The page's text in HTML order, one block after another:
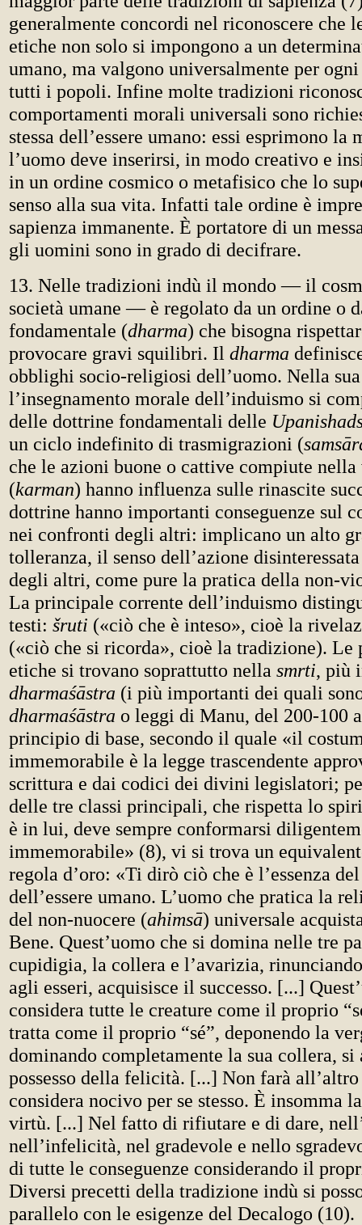
generalmente concordi nel riconoscere che
etiche non solo si impongono a un
umano, ma valgono universalmente per
tutti i popoli. Infine molte tradizioni
comportamenti morali universali sono
stessa dell’essere umano: essi esprimono la
l’uomo deve inserirsi, in modo creativo e
in un ordine cosmico o metafisico che lo
senso alla sua vita. Infatti tale ordine è
sapienza immanente. È portatore di un
gli uomini sono in grado di decifrare.
13. Nelle tradizioni indù il mondo — il
società umane — è regolato da un ordine o
fondamentale (dharma) che bisogna
provocare gravi squilibri. Il dharma
obblighi socio-religiosi dell’uomo. Nella
l’insegnamento morale dell’induismo si
delle dottrine fondamentali delle
un ciclo indefinito di trasmigrazioni (
che le azioni buone o cattive compiute nella
(karman) hanno influenza sulle rinascite
dottrine hanno importanti conseguenze sul
nei confronti degli altri: implicano un alto
tolleranza, il senso dell’azione
degli altri, come pure la pratica della non-
La principale corrente dell’induismo
testi: šruti («ciò che è inteso», cioè la
(«ciò che si ricorda», cioè la tradizione). Le
etiche si trovano soprattutto nella smrti, più
dharmaśāstra (i più importanti dei quali
dharmaśāstra o leggi di Manu, del 200-100
principio di base, secondo il quale «il
immemorabile è la legge trascendente
scrittura e dai codici dei divini legislatori;
delle tre classi principali, che rispetta lo
è in lui, deve sempre conformarsi
immemorabile» (8), vi si trova un
regola d’oro: «Ti dirò ciò che è l’essenza
dell’essere umano. L’uomo che pratica la
del non-nuocere (ahimsā) universale
Bene. Quest’uomo che si domina nelle tre
cupidigia, la collera e l’avarizia,
agli esseri, acquisisce il successo. [...]
considera tutte le creature come il proprio
tratta come il proprio “sé”, deponendo la
dominando completamente la sua collera, si
possesso della felicità. [...] Non farà
considera nocivo per se stesso. È insomma
virtù. [...] Nel fatto di rifiutare e di dare,
nell’infelicità, nel gradevole e nello
di tutte le conseguenze considerando il
Diversi precetti della tradizione indù si
parallelo con le esigenze del Decalogo (10).